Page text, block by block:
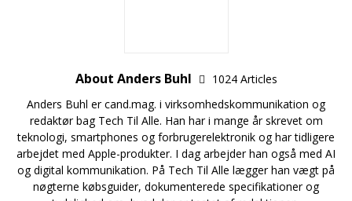
About Anders Buhl
1024 Articles
Anders Buhl er cand.mag. i virksomhedskommunikation og
redaktør bag Tech Til Alle. Han har i mange år skrevet om
teknologi, smartphones og forbrugerelektronik og har tidligere
arbejdet med Apple-produkter. I dag arbejder han også med AI
og digital kommunikation. På Tech Til Alle lægger han vægt på
nøgterne købsguider, dokumenterede specifikationer og